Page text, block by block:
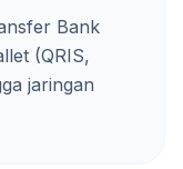
Bank
(QRIS,
jaringan